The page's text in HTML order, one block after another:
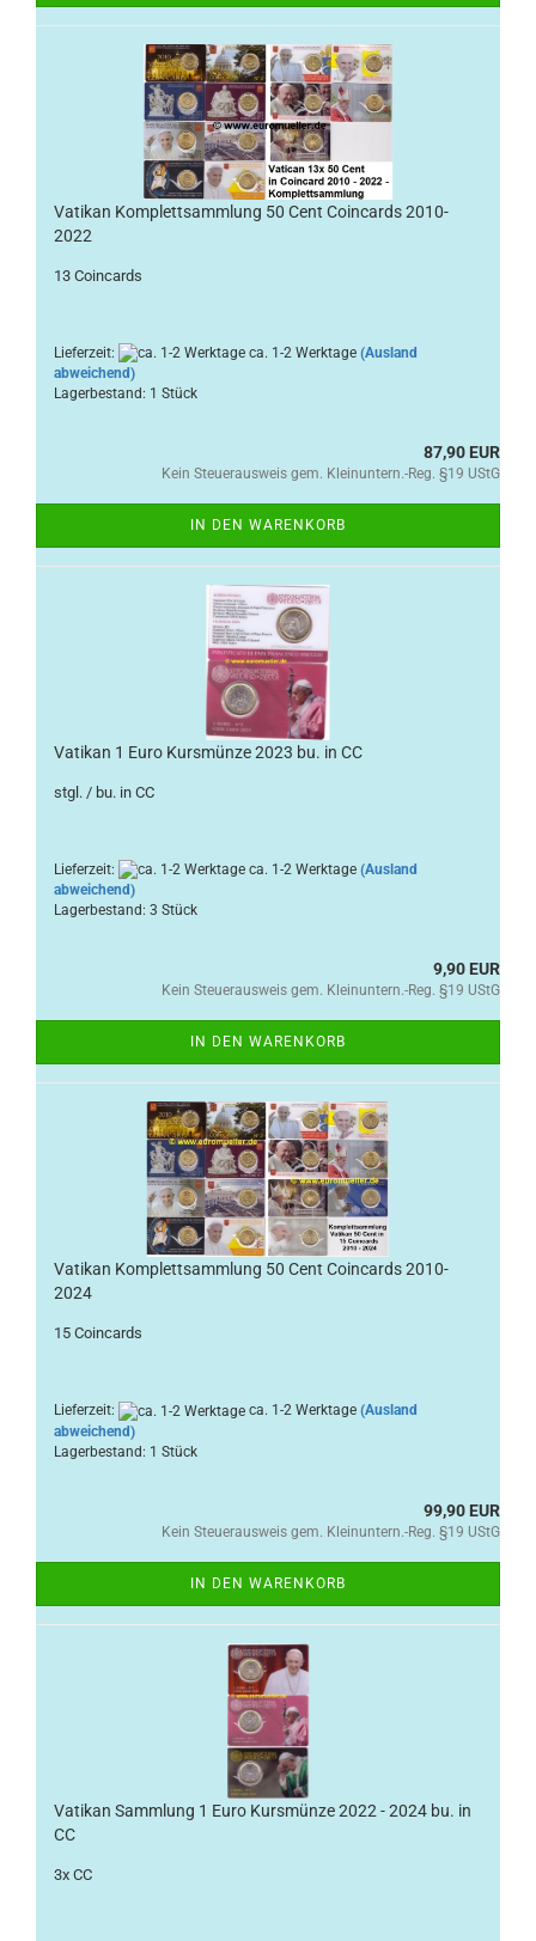
Vatikan Komplettsammlung 50 Cent Coincards 2010-
2022
13 Coincards
Lieferzeit: ca. 1-2 Werktage (Ausland
abweichend)
Lagerbestand: 1 Stück
87,90 EUR
Kein Steuerausweis gem. Kleinuntern.-Reg. §19 UStG
IN DEN WARENKORB
Vatikan 1 Euro Kursmünze 2023 bu. in CC
stgl. / bu. in CC
Lieferzeit: ca. 1-2 Werktage (Ausland
abweichend)
Lagerbestand: 3 Stück
9,90 EUR
Kein Steuerausweis gem. Kleinuntern.-Reg. §19 UStG
IN DEN WARENKORB
Vatikan Komplettsammlung 50 Cent Coincards 2010-
2024
15 Coincards
Lieferzeit: ca. 1-2 Werktage (Ausland
abweichend)
Lagerbestand: 1 Stück
99,90 EUR
Kein Steuerausweis gem. Kleinuntern.-Reg. §19 UStG
IN DEN WARENKORB
Vatikan Sammlung 1 Euro Kursmünze 2022 - 2024 bu. in
CC
3x CC